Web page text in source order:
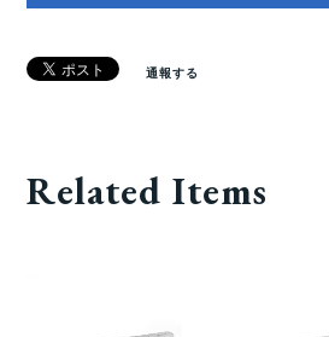
通報する
Related Items